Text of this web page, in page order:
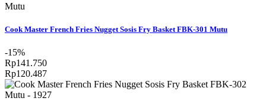
Mutu
Cook Master French Fries Nugget Sosis Fry Basket FBK-301 Mutu
-15%
Rp141.750
Rp120.487